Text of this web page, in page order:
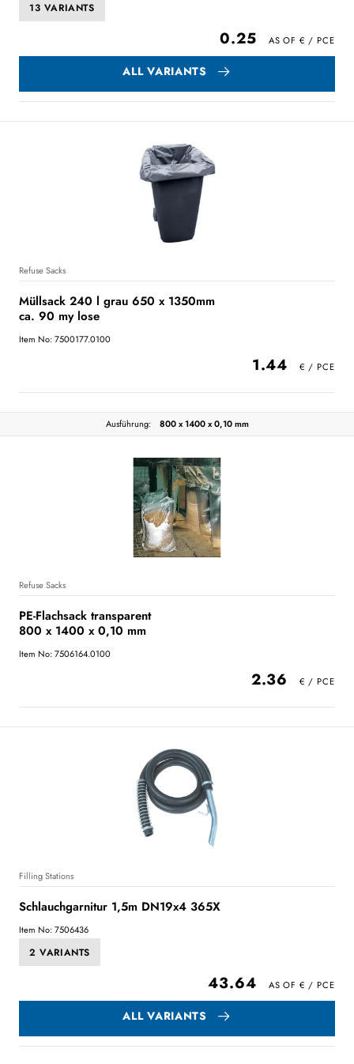
13 VARIANTS
0.25
ALL VARIANTS
Refuse Sacks
Müllsack 240 l grau 650 x 1350mm
ca. 90 my lose
Item No: 7500177.0100
1.44
Ausführung: 800 x 1400 x 0,10 mm
Refuse Sacks
PE-Flachsack transparent
800 x 1400 x 0,10 mm
Item No: 7506164.0100
2.36
Filling Stations
Schlauchgarnitur 1,5m DN19x4 365X
Item No: 7506436
2 VARIANTS
43.64
ALL VARIANTS